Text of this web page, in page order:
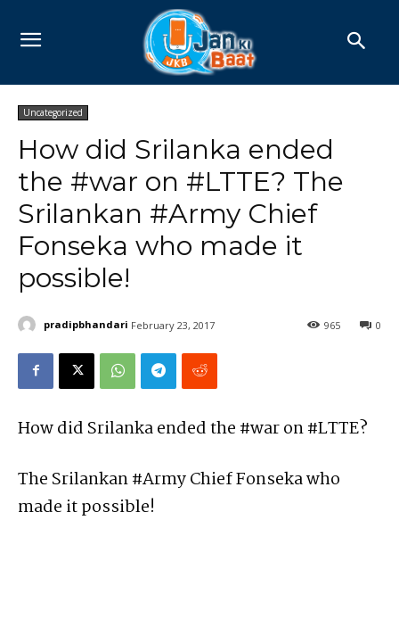
Uncategorized
How did Srilanka ended
the #war on #LTTE? The
Srilankan #Army Chief
Fonseka who made it
possible!
pradipbhandari February 23, 2017 0
965
How did Srilanka ended the #war on #LTTE?
The Srilankan #Army Chief Fonseka who
made it possible!